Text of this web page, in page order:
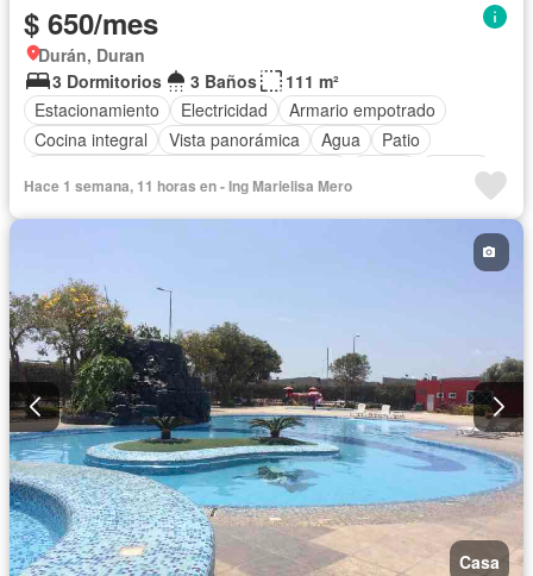
$ 650/mes
Durán, Duran
3 Dormitorios
3 Baños
111 m²
Estacionamiento
Electricidad
Armario empotrado
Cocina integral
Vista panorámica Agua
Patio
Parrilla
Garita de guardianía
Gimnasio Seguridad
Hace 1 semana, 11 horas en - Ing Marielisa Mero
Casa